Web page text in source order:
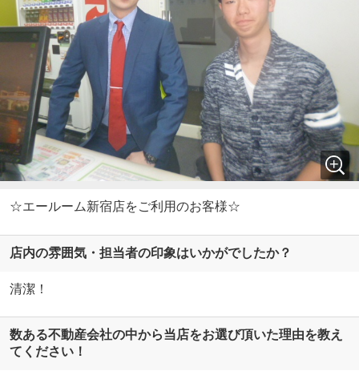
☆エールーム新宿店をご利用のお客様☆
店内の雰囲気・担当者の印象はいかがでしたか？
清潔！
数ある不動産会社の中から当店をお選び頂いた理由を教え
てください！